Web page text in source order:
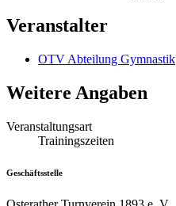
Veranstalter
OTV Abteilung Gymnastik
Weitere Angaben
Veranstaltungsart
Trainingszeiten
Geschäftsstelle